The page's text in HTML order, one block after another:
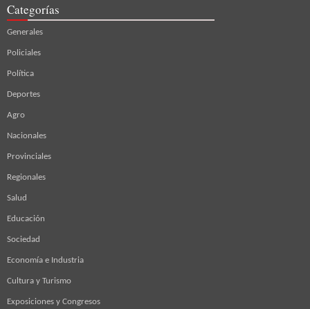
Categorías
Generales
Policiales
Política
Deportes
Agro
Nacionales
Provinciales
Regionales
Salud
Educación
Sociedad
Economía e Industria
Cultura y Turismo
Exposiciones y Congresos